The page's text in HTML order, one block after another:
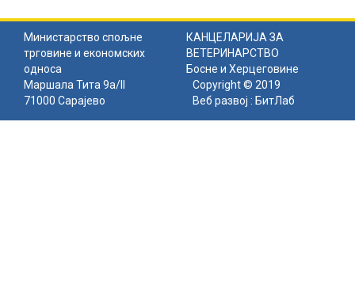
Министарство спољне
трговине и економских
односа
КАНЦЕЛАРИЈА ЗА
ВЕТЕРИНАРСТВО
Босне и Херцеговине
Маршала Тита 9а/II
71000 Сарајево
Copyright © 2019
Веб развој : БитЛаб